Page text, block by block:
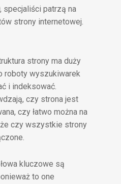
specjaliści patrzą na
strony internetowej.
strony ma duży
roboty wyszukiwarek
i indeksować.
czy strona jest
czy łatwo można na
czy wszystkie strony
kluczowe są
to one